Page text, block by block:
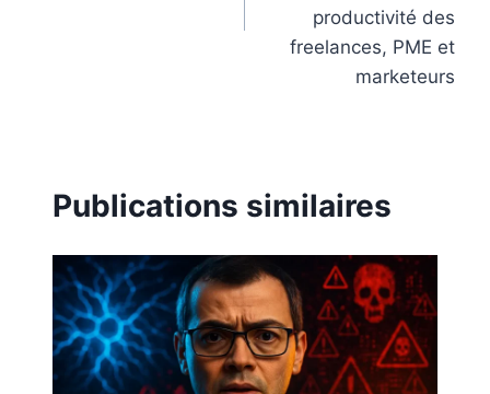
productivité des
freelances, PME et
marketeurs
Publications similaires